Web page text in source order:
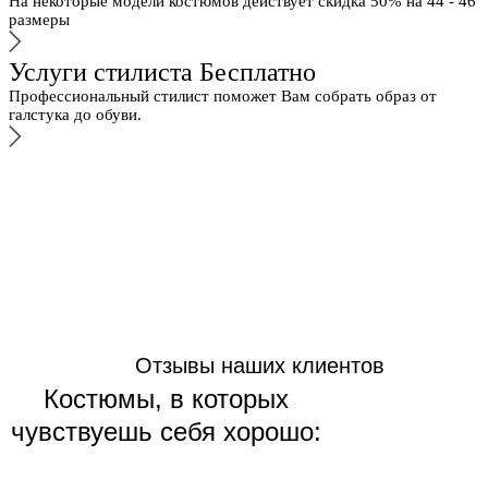
размеры
Услуги стилиста Бесплатно
Профессиональный стилист поможет Вам собрать образ от
галстука до обуви.
Отзывы наших клиентов
Костюмы, в которых
чувствуешь себя хорошо: